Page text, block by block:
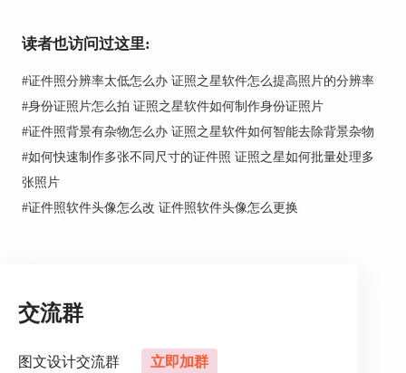
读者也访问过这里:
#证件照分辨率太低怎么办 证照之星软件怎么提高照片的分辨率
#身份证照片怎么拍 证照之星软件如何制作身份证照片
#证件照背景有杂物怎么办 证照之星软件如何智能去除背景杂物
#如何快速制作多张不同尺寸的证件照 证照之星如何批量处理多
张照片
#证件照软件头像怎么改 证件照软件头像怎么更换
交流群
图文设计交流群 立即加群